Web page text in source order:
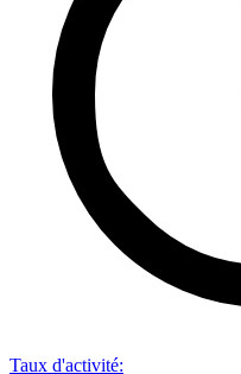
Taux d'activité: